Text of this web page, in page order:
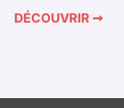
DÉCOUVRIR ➞